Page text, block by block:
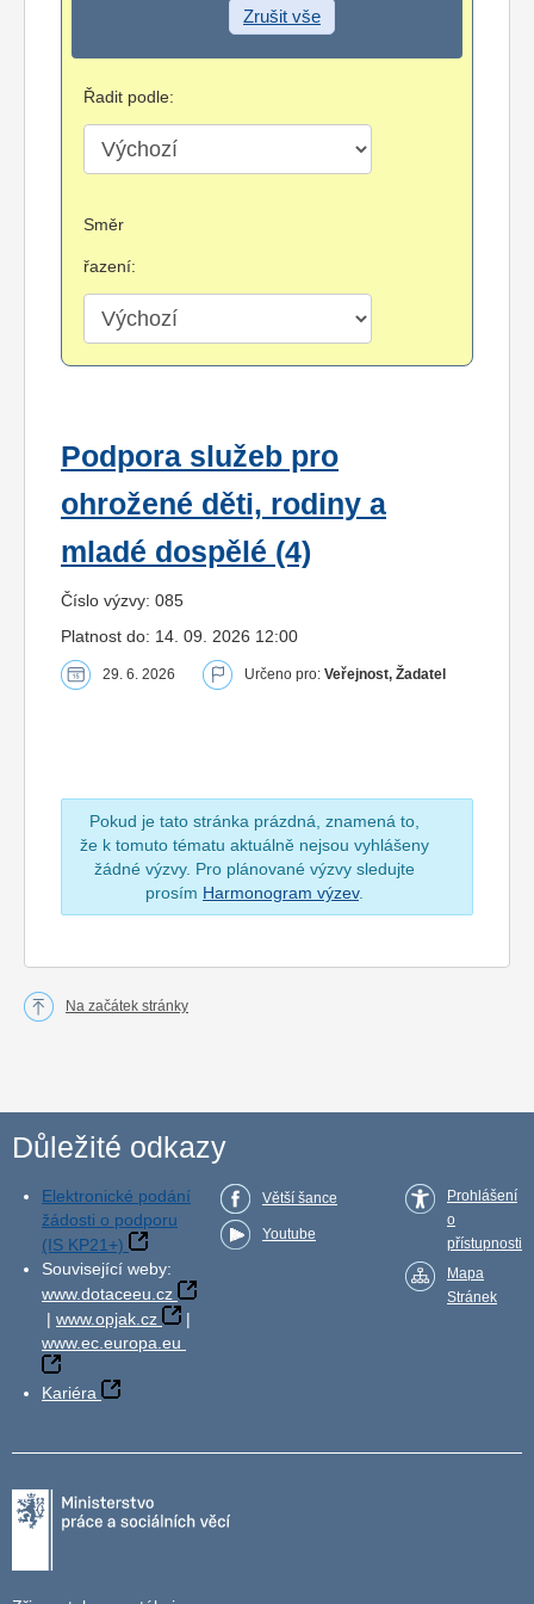
Zrušit vše
Řadit podle:
Směr
řazení:
Podpora služeb pro
ohrožené děti, rodiny a
mladé dospělé (4)
Číslo výzvy: 085
Platnost do: 14. 09. 2026 12:00
29. 6. 2026 Určeno pro: Veřejnost, Žadatel
Pokud je tato stránka prázdná, znamená to,
že k tomuto tématu aktuálně nejsou vyhlášeny
žádné výzvy. Pro plánované výzvy sledujte
prosím Harmonogram výzev.
Na začátek stránky
Důležité odkazy
Elektronické podání
žádosti o podporu
(IS KP21+)
Související weby:
www.dotaceeu.cz
| www.opjak.cz
|
www.ec.europa.eu
Kariéra
Větší šance
Youtube
Prohlášení
o
přístupnosti
Mapa
Stránek